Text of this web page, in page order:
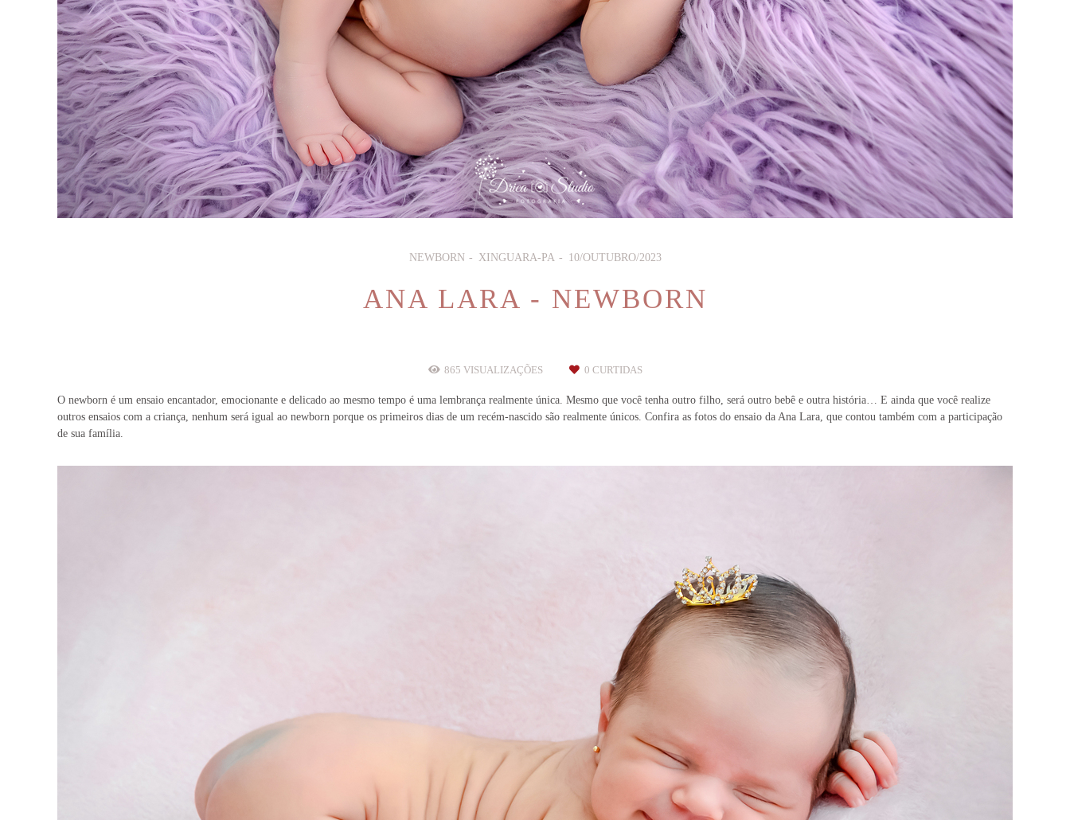
NEWBORN XINGUARA-PA 10/OUTUBRO/2023
ANA LARA - NEWBORN
865 VISUALIZAÇÕES 0 CURTIDAS
O newborn é um ensaio encantador, emocionante e delicado ao mesmo tempo é uma lembrança realmente única. Mesmo que você tenha outro filho, será outro bebê e outra história… E ainda que você realize
outros ensaios com a criança, nenhum será igual ao newborn porque os primeiros dias de um recém-nascido são realmente únicos. Confira as fotos do ensaio da Ana Lara, que contou também com a participação
de sua família.